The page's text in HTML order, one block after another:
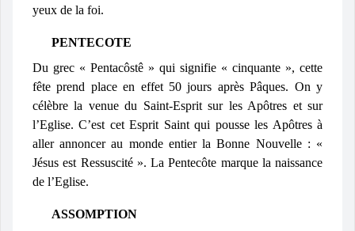
yeux de la foi.
PENTECOTE
Du grec « Pentacôstê » qui signifie « cinquante », cette
fête prend place en effet 50 jours après Pâques. On y
célèbre la venue du Saint-Esprit sur les Apôtres et sur
l’Eglise. C’est cet Esprit Saint qui pousse les Apôtres à
aller annoncer au monde entier la Bonne Nouvelle : «
Jésus est Ressuscité ». La Pentecôte marque la naissance
de l’Eglise.
ASSOMPTION